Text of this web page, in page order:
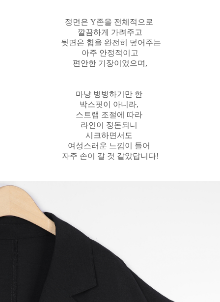
정면은 Y존을 전체적으로
깔끔하게 가려주고
뒷면은 힙을 완전히 덮어주는
아주 안정적이고
편안한 기장이었으며,
마냥 벙벙하기만 한
박스핏이 아니라,
스트랩 조절에 따라
라인이 정돈되니
시크하면서도
여성스러운 느낌이 들어
자주 손이 갈 것 같았답니다!